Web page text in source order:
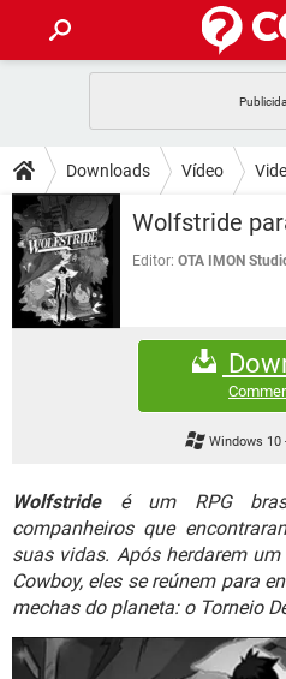
CELULAR
OUTLOOK
INSTAGRAM
GUIA DE COMPRAS
DICAS
JOGOS
CELULAR
OUTLOOK
INSTAGRAM
DOWNLOADS
JOGOS
CELULAR
FÓRUM
JOGOS
INSTAGRAM
GUIA DE COMPRAS
Downloads Vídeo
Wolfstride
Editor: OTA IMON
Windows 10
Wolfstrideé um RPG
companheiros que
suas vidas. Após herdarem
Cowboy, eles se reúnem para
mechas do planeta: o Torneio